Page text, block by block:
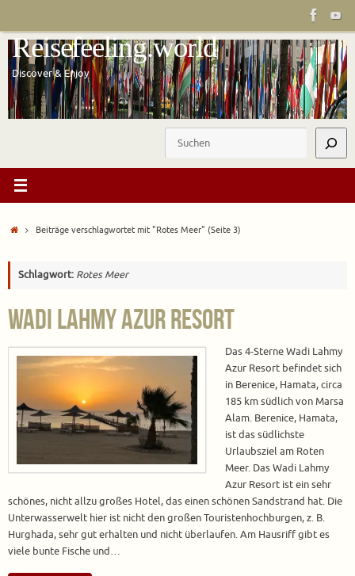
springen
Reisefeeling.world
Discover & Enjoy
StartBeiträge verschlagwortet mit "Rotes Meer" (Seite 3)
Schlagwort: Rotes Meer
Wadi Lahmy Azur Resort
Das 4-Sterne Wadi Lahmy
Azur Resort befindet sich
in Berenice, Hamata, circa
185 km südlich von Marsa
Alam. Berenice, Hamata,
ist das südlichste
Urlaubsziel am Roten
Meer. Das Wadi Lahmy
Azur Resort ist ein sehr
schönes, nicht allzu großes Hotel, das einen schönen Sandstrand hat. Die
Unterwasserwelt hier ist nicht den großen Touristenhochburgen, z. B.
Hurghada, sehr gut erhalten und nicht überlaufen. Am Hausriff gibt es
viele bunte Fische und…